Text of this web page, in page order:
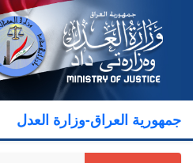
جمهورية العراق-وزارة العدل